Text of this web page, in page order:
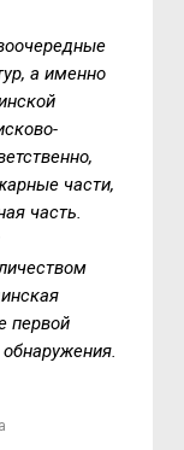
а именно
части,
часть.
первой